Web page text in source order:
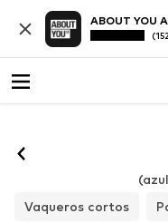
ABOUT YOU
Vaqueros cortos